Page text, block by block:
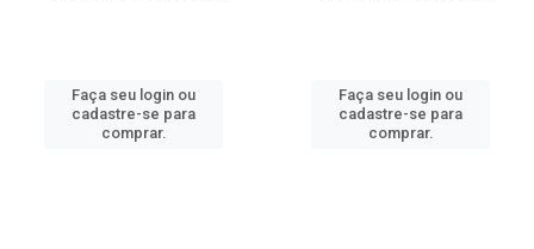
Faça seu login ou
cadastre-se para
comprar.
Faça seu login ou
cadastre-se para
comprar.